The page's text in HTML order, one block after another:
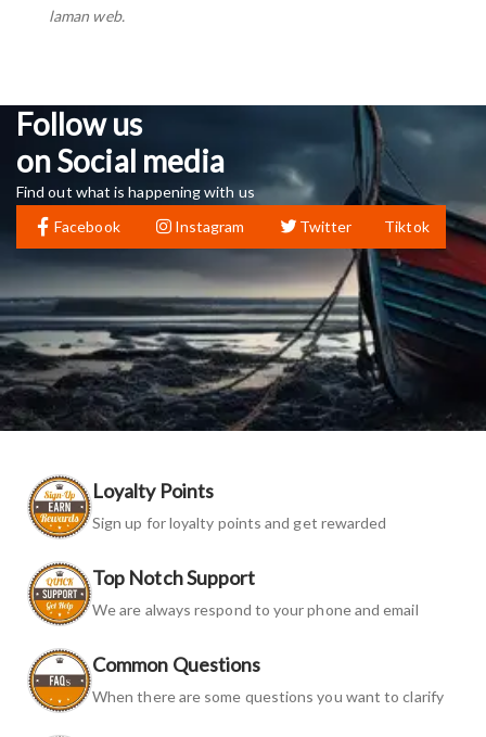
laman web.
Follow us
on Social media
Find out what is happening with us
Facebook
Instagram Twitter Tiktok
Loyalty Points
Sign up for loyalty points and get rewarded
Top Notch Support
We are always respond to your phone and email
Common Questions
When there are some questions you want to clarify